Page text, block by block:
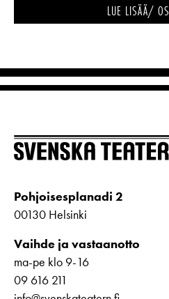
LUE LISÄÄ/
Pohjoisesplanadi 2
00130 Helsinki
Vaihde ja vastaanotto
ma-pe klo 9-16
09 616 211